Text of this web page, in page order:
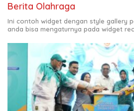
Berita Olahraga
Ini contoh widget dengan style gallery
anda bisa mengaturnya pada widget